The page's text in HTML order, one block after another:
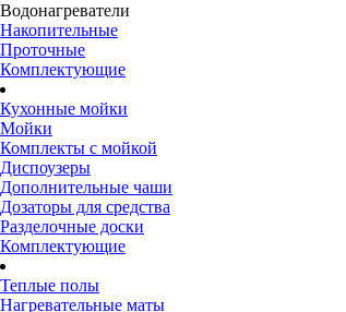
Водонагреватели
Накопительные
Проточные
Комплектующие
Кухонные мойки
Мойки
Комплекты с мойкой
Диспоузеры
Дополнительные чаши
Дозаторы для средства
Разделочные доски
Комплектующие
Теплые полы
Нагревательные маты